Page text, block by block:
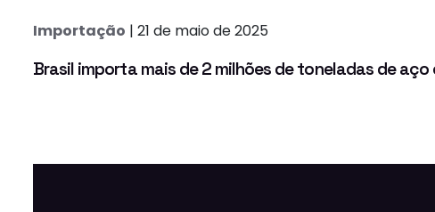
Importação | 21 de maio de 2025
Brasil importa mais de 2 milhões de toneladas de